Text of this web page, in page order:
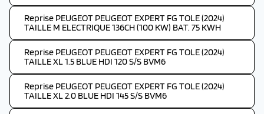
Reprise PEUGEOT PEUGEOT EXPERT FG TOLE (2024)
TAILLE M ELECTRIQUE 136CH (100 KW) BAT. 75 KWH
Reprise PEUGEOT PEUGEOT EXPERT FG TOLE (2024)
TAILLE XL 1.5 BLUE HDI 120 S/S BVM6
Reprise PEUGEOT PEUGEOT EXPERT FG TOLE (2024)
TAILLE XL 2.0 BLUE HDI 145 S/S BVM6